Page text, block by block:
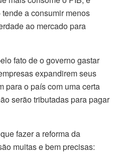
a consumir menos
ao mercado para
fato de o governo gastar
expandirem seus
para o país com uma certa
serão tributadas para pagar
fazer a reforma da
muitas e bem precisas: